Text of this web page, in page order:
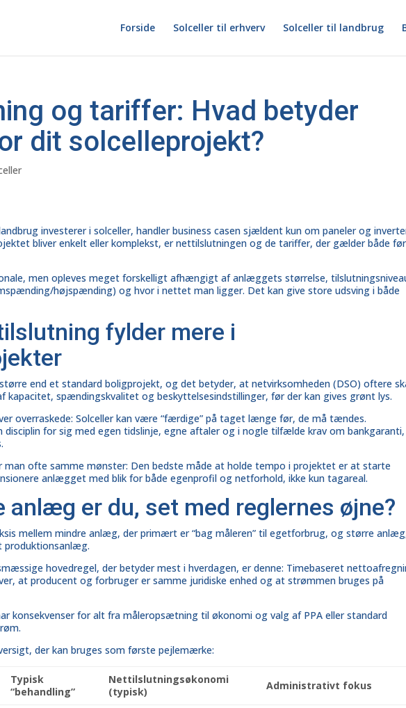
Forside Solceller til erhverv Solceller til landbrug
og tariffer: Hvad betyder
dit solcelleprojekt?
investerer i solceller, handler business casen sjældent kun ompaneler og
bliver enkelt eller komplekst, er nettilslutningen og de tariffer, der gælder både
men opleves meget forskelligt afhængigt af anlæggets størrelse,
højspænding) og hvor i nettet man ligger. Det kan give store udsving i både
fylder mere i
end et standard boligprojekt, og det betyder, at netvirksomheden (DSO) oftere
kapacitet, spændingskvalitet og beskyttelsesindstillinger, før der kan gives grønt lys.
overraskede:Solcellerkan være “færdige” på taget længe før, de må tændes.
disciplin for sig med egen tidslinje, egne aftaler og i nogle tilfælde krav om
man ofte samme mønster: Den bedste måde at holde tempo i projektet er at starte
anlægget med blik for både egenprofil og netforhold, ikke kun tagareal.
anlæg er du, set med reglernes øjne?
mellem mindre anlæg, der primært er “bag måleren” til egetforbrug, og større
produktionsanlæg.
hovedregel, der betyder mest i hverdagen, er denne: Timebaseret
at producent og forbruger er samme juridiske enhed og at strømmen bruges på
konsekvenser for alt fra måleropsætning til økonomi og valg af PPA eller standard
der kan bruges som første pejlemærke:
Typisk
“behandling”
Nettilslutningsøkonomi
(typisk)
Administrativt fokus